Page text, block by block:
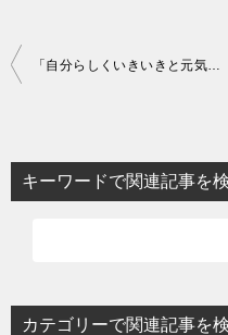
投
ビ
ゲ
ョ
「自分らしくいきいきと元気に過ごすための秘訣」で講演します
キーワードで関連記事を
カテゴリーで関連記事を